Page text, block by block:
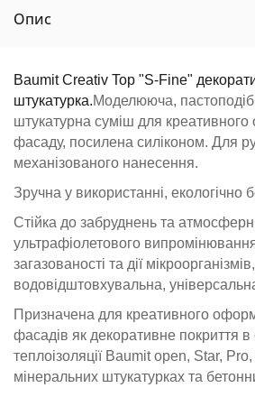
Опис
Baumit Creativ Top "S-Fine"
штукатурка.Моделююча,
штукатурна суміш для
фасаду, посилена силіконом. Для
механізованого нанесення.
Зручна у використанні, екологічно
Стійка до забруднень та
ультрафіолетового
загазованості та дії мікроорганізмів,
водовідштовхувальна,
Призначена для креативного
фасадів як декоративне покриття в
теплоізоляції Baumit open, Star,
мінеральних штукатурках та